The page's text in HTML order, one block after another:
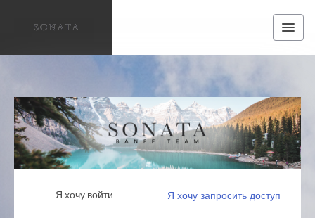
Я хочу войти Я хочу запросить доступ